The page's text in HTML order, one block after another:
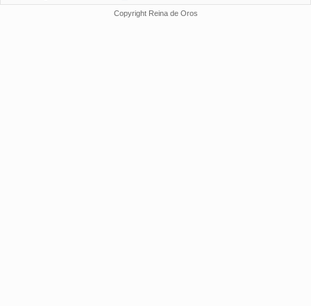
Copyright Reina de Oros